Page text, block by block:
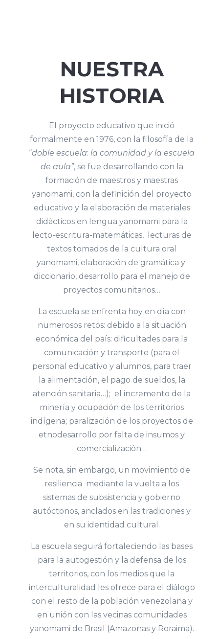
NUESTRA
HISTORIA
El proyecto educativo que inició
formalmente en 1976, con la filosofía de la
“doble escuela: la comunidad y la escuela
de aula”, se fue desarrollando con la
formación de maestros y maestras
yanomami, con la definición del proyecto
educativo y la elaboración de materiales
didácticos en lengua yanomami para la
lecto-escritura-matemáticas, lecturas de
textos tomados de la cultura oral
yanomami, elaboración de gramática y
diccionario, desarrollo para el manejo de
proyectos comunitarios…
La escuela se enfrenta hoy en día con
numerosos retos: debido a la situación
económica del país: dificultades para la
comunicación y transporte (para el
personal educativo y alumnos, para traer
la alimentación, el pago de sueldos, la
atención sanitaria…); el incremento de la
minería y ocupación de los territorios
indígena; paralización de los proyectos de
etnodesarrollo por falta de insumos y
comercialización…
Se nota, sin embargo, un movimiento de
resiliencia mediante la vuelta a los
sistemas de subsistencia y gobierno
autóctonos, anclados en las tradiciones y
en su identidad cultural.
La escuela seguirá fortaleciendo las bases
para la autogestión y la defensa de los
territorios, con los medios que la
interculturalidad les ofrece para el diálogo
con el resto de la población venezolana y
en unión con las vecinas comunidades
yanomami de Brasil (Amazonas y Roraima).